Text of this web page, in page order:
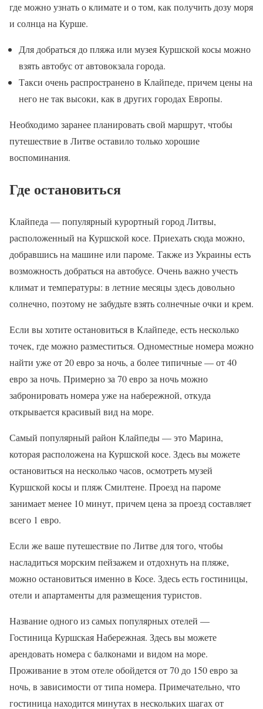
где можно узнать о климате и о том, как получить дозу моря
и солнца на Курше.
Для добраться до пляжа или музея Куршской косы можно
взять автобус от автовокзала города.
Такси очень распространено в Клайпеде, причем цены на
него не так высоки, как в других городах Европы.
Необходимо заранее планировать свой маршрут, чтобы
путешествие в Литве оставило только хорошие
воспоминания.
Где остановиться
Клайпеда — популярный курортный город Литвы,
расположенный на Куршской косе. Приехать сюда можно,
добравшись на машине или пароме. Также из Украины есть
возможность добраться на автобусе. Очень важно учесть
климат и температуры: в летние месяцы здесь довольно
солнечно, поэтому не забудьте взять солнечные очки и крем.
Если вы хотите остановиться в Клайпеде, есть несколько
точек, где можно разместиться. Одноместные номера можно
найти уже от 20 евро за ночь, а более типичные — от 40
евро за ночь. Примерно за 70 евро за ночь можно
забронировать номера уже на набережной, откуда
открывается красивый вид на море.
Самый популярный район Клайпеды — это Марина,
которая расположена на Куршской косе. Здесь вы можете
остановиться на несколько часов, осмотреть музей
Куршской косы и пляж Смилтене. Проезд на пароме
занимает менее 10 минут, причем цена за проезд составляет
всего 1 евро.
Если же ваше путешествие по Литве для того, чтобы
насладиться морским пейзажем и отдохнуть на пляже,
можно остановиться именно в Косе. Здесь есть гостиницы,
отели и апартаменты для размещения туристов.
Название одного из самых популярных отелей —
Гостиница Куршская Набережная. Здесь вы можете
арендовать номера с балконами и видом на море.
Проживание в этом отеле обойдется от 70 до 150 евро за
ночь, в зависимости от типа номера. Примечательно, что
гостиница находится минутах в нескольких шагах от